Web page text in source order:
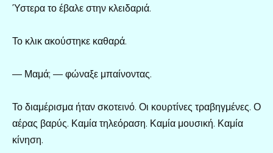
Ύστερα το έβαλε στην κλειδαριά.
Το κλικ ακούστηκε καθαρά.
— Μαμά; — φώναξε μπαίνοντας.
Το διαμέρισμα ήταν σκοτεινό. Οι κουρτίνες τραβηγμένες. Ο
αέρας βαρύς. Καμία τηλεόραση. Καμία μουσική. Καμία
κίνηση.